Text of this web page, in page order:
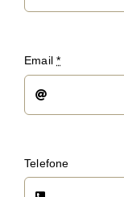
Email*
Telefone